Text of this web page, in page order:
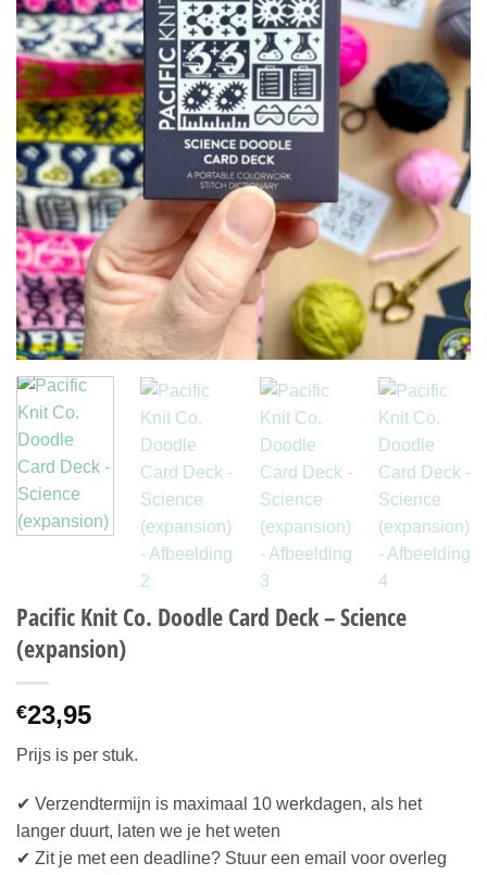
Pacific Knit Co. Doodle Card Deck – Science
(expansion)
€23,95
Prijs is per stuk.
✔ Verzendtermijn is maximaal 10 werkdagen, als het
langer duurt, laten we je het weten
✔ Zit je met een deadline? Stuur een email voor overleg